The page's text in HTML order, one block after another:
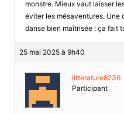
monstre. Mieux vaut laisser
éviter les mésaventures. Une
danse bien maîtrisée : ça fait
25 mai 2025 à 9h40
litterature8236
Participant